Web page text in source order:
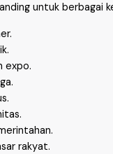
untuk berbagai
expo.
rakyat.